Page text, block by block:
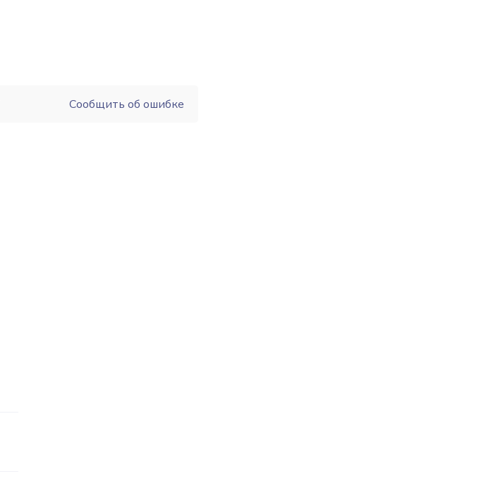
Сообщить об ошибке